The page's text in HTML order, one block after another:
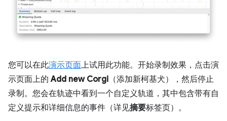
您可以在此演示页面上试用此功能。开始录制效果，点击演
示页面上的Add new Corgi （添加新柯基犬），然后停止
录制。您会在轨迹中看到一个自定义轨道，其中包含带有自
定义提示和详细信息的事件（详见摘要标签页）。